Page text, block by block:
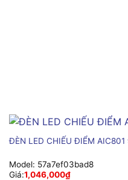
ĐÈN LED CHIẾU ĐIỂM AIC801
Model: 57a7ef03bad8
Giá:1,046,000₫